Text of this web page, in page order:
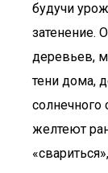
будучи
затенение.
деревьев,
тени дома,
солнечного
желтеют